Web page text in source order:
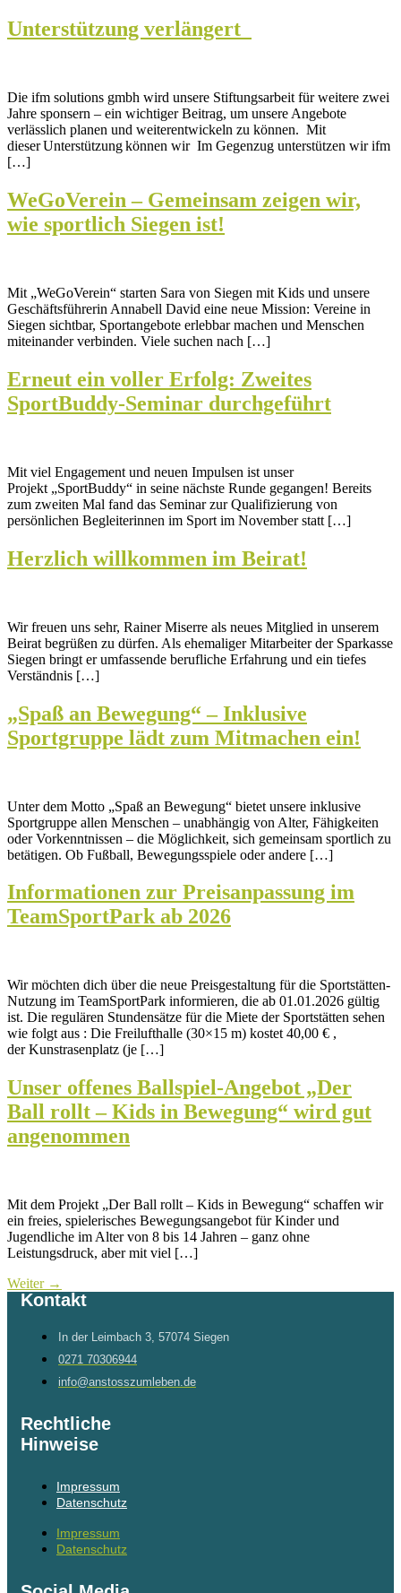
Unterstützung verlängert
Die ifm solutions gmbh wird unsere Stiftungsarbeit für weitere zwei
Jahre sponsern – ein wichtiger Beitrag, um unsere Angebote
verlässlich planen und weiterentwickeln zu können.​ Mit
dieser Unterstützung können wir Im Gegenzug unterstützen wir ifm
[…]
WeGoVerein – Gemeinsam zeigen wir,
wie sportlich Siegen ist!
Mit „WeGoVerein“ starten Sara von Siegen mit Kids und unsere
Geschäftsführerin Annabell David eine neue Mission: Vereine in
Siegen sichtbar, Sportangebote erlebbar machen und Menschen
miteinander verbinden. Viele suchen nach […]
Erneut ein voller Erfolg: Zweites
SportBuddy-Seminar durchgeführt
Mit viel Engagement und neuen Impulsen ist unser
Projekt „SportBuddy“ in seine nächste Runde gegangen! Bereits
zum zweiten Mal fand das Seminar zur Qualifizierung von
persönlichen Begleiterinnen im Sport im November statt […]
Herzlich willkommen im Beirat!
Wir freuen uns sehr, Rainer Miserre als neues Mitglied in unserem
Beirat begrüßen zu dürfen. Als ehemaliger Mitarbeiter der Sparkasse
Siegen bringt er umfassende berufliche Erfahrung und ein tiefes
Verständnis […]
„Spaß an Bewegung“ – Inklusive
Sportgruppe lädt zum Mitmachen ein!
Unter dem Motto „Spaß an Bewegung“ bietet unsere inklusive
Sportgruppe allen Menschen – unabhängig von Alter, Fähigkeiten
oder Vorkenntnissen – die Möglichkeit, sich gemeinsam sportlich zu
betätigen. Ob Fußball, Bewegungsspiele oder andere […]
Informationen zur Preisanpassung im
TeamSportPark ab 2026
Wir möchten dich über die neue Preisgestaltung für die Sportstätten-
Nutzung im TeamSportPark informieren, die ab 01.01.2026 gültig
ist. Die regulären Stundensätze für die Miete der Sportstätten sehen
wie folgt aus : Die Freilufthalle (30×15 m) kostet 40,00 € ,
der Kunstrasenplatz (je […]
Unser offenes Ballspiel-Angebot „Der
Ball rollt – Kids in Bewegung“ wird gut
angenommen
Mit dem Projekt „Der Ball rollt – Kids in Bewegung“ schaffen wir
ein freies, spielerisches Bewegungsangebot für Kinder und
Jugendliche im Alter von 8 bis 14 Jahren – ganz ohne
Leistungsdruck, aber mit viel […]
Weiter →
Kontakt
In der Leimbach 3, 57074 Siegen
0271 70306944
info@anstosszumleben.de
Rechtliche
Hinweise
Impressum
Datenschutz
Impressum
Datenschutz